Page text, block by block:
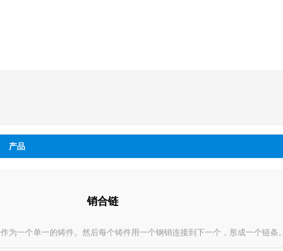
产品
销合链
为一个单一的铸件。然后每个铸件用一个钢销连接到下一个，形成一个链条。